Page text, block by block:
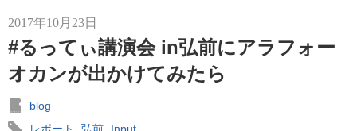
2017年10月23日
#るってぃ講演会 in弘前にアラフォー
オカンが出かけてみたら
blog
レポート
弘前 Input